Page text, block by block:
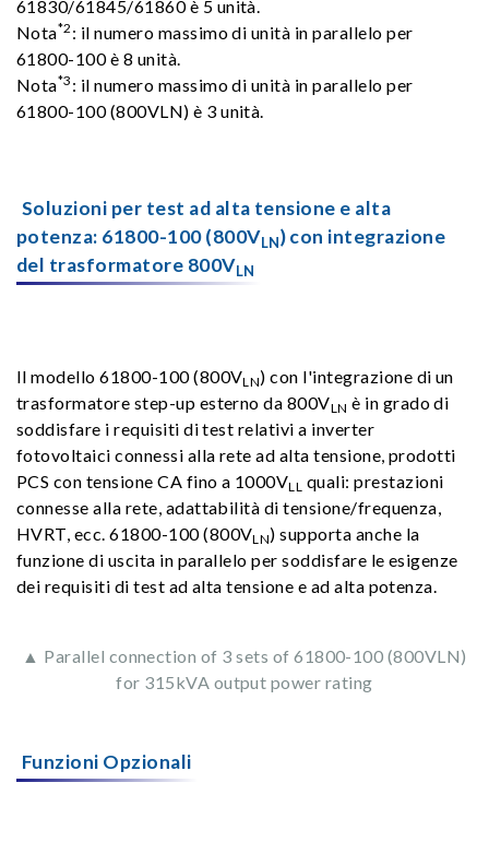
61830/61845/61860 è 5 unità.
Nota*2 : il numero massimo di unità in parallelo per
61800-100 è 8 unità.
Nota*3 : il numero massimo di unità in parallelo per
61800-100 (800VLN) è 3 unità.
Soluzioni per test ad alta tensione e alta
potenza: 61800-100 (800VLN) con integrazione
del trasformatore 800VLN
Il modello 61800-100 (800VLN) con l'integrazione di un
trasformatore step-up esterno da 800VLN è in grado di
soddisfare i requisiti di test relativi a inverter
fotovoltaici connessi alla rete ad alta tensione, prodotti
PCS con tensione CA fino a 1000VLL quali: prestazioni
connesse alla rete, adattabilità di tensione/frequenza,
HVRT, ecc. 61800-100 (800VLN) supporta anche la
funzione di uscita in parallelo per soddisfare le esigenze
dei requisiti di test ad alta tensione e ad alta potenza.
▲ Parallel connection of 3 sets of 61800-100 (800VLN)
for 315kVA output power rating
Funzioni Opzionali